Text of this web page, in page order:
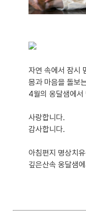
자연 속에서 잠시
몸과 마음을 돌보
4월의 옹달샘에서
사랑합니다.
감사합니다.
아침편지 명상치
깊은산속 옹달샘